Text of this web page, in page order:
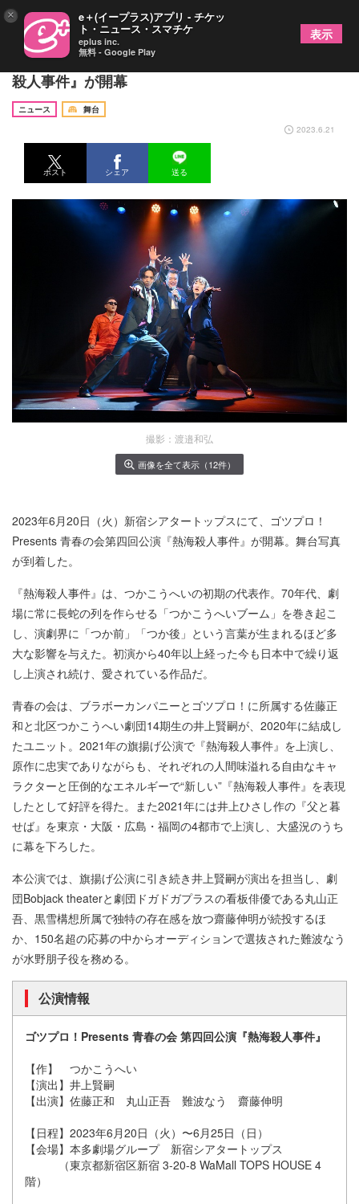
ゴツプロ！Presents 青春の会 第四回公演『熱海
殺人事件』が開幕
ニュース
舞台
2023.6.21
ポスト シェア 送る
撮影：渡邉和弘
画像を全て表示（12件）
2023年6月20日（火）新宿シアタートップスにて、ゴツプロ！
Presents 青春の会第四回公演『熱海殺人事件』が開幕。舞台写真
が到着した。
『熱海殺人事件』は、つかこうへいの初期の代表作。70年代、劇
場に常に⻑蛇の列を作らせる「つかこうへいブーム」を巻き起こ
し、演劇界に「つか前」「つか後」という言葉が生まれるほど多
⼤な影響を与えた。初演から40年以上経った今も⽇本中で繰り返
し上演され続け、愛されている作品だ。
青春の会は、ブラボーカンパニーとゴツプロ！に所属する佐藤正
和と北区つかこうへい劇団14期生の井上賢嗣が、2020年に結成し
たユニット。2021年の旗揚げ公演で『熱海殺人事件』を上演し、
原作に忠実でありながらも、それぞれの人間味溢れる自由なキャ
ラクターと圧倒的なエネルギーで“新しい”『熱海殺人事件』を表現
したとして好評を得た。また2021年には井上ひさし作の『父と暮
せば』を東京・大阪・広島・福岡の4都市で上演し、大盛況のうち
に幕を下ろした。
本公演では、旗揚げ公演に引き続き井上賢嗣が演出を担当し、劇
団Bobjack theaterと劇団ドガドガプラスの看板俳優である丸山正
吾、黒雪構想所属で独特の存在感を放つ齋藤伸明が続投するほ
か、150名超の応募の中からオーディションで選抜された難波なう
が水野朋子役を務める。
公演情報
ゴツプロ！Presents 青春の会 第四回公演『熱海殺人事件』
【作】 つかこうへい
【演出】井上賢嗣
【出演】佐藤正和 丸⼭正吾 難波なう 齋藤伸明
【日程】2023年6月20日（火）〜6月25日（日）
【会場】本多劇場グループ 新宿シアタートップス
（東京都新宿区新宿 3-20-8 WaMall TOPS HOUSE 4
階）
× e＋(イープラス)アプリ - チケッ
ト・ニュース・スマチケ
eplus inc.
無料 - Google Play
表示